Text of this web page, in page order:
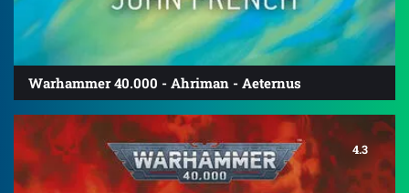
Warhammer 40.000 - Ahriman - Aeternus
4.3